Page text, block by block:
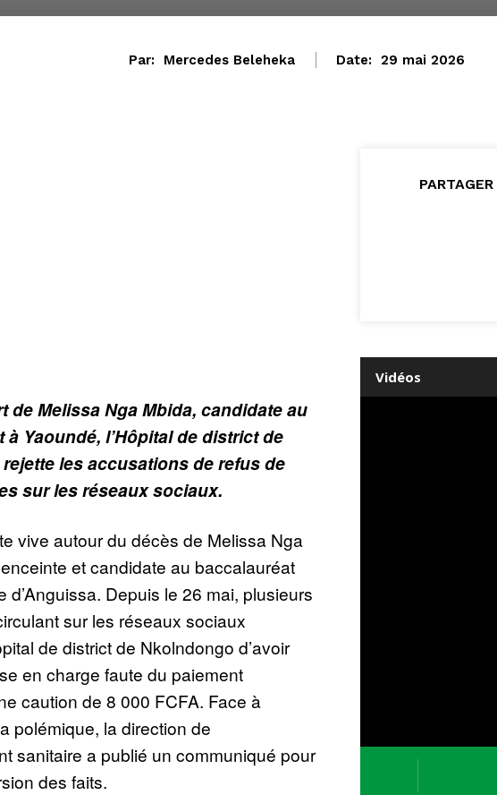
Par: Mercedes Beleheka Date: 29 mai 2026
de Melissa Nga Mbida, candidate au
à Yaoundé, l’Hôpital de district de
les accusations de refus de
sur les réseaux sociaux.
vive autour du décès de Melissa Nga
et candidate au baccalauréat
d’Anguissa. Depuis le 26 mai, plusieurs
sur les réseaux sociaux
de district de Nkolndongo d’avoir
en charge faute du paiement
caution de 8 000 FCFA. Face à
polémique, la direction de
sanitaire a publié un communiqué pour
des faits.
PARTAGER
Vidéos